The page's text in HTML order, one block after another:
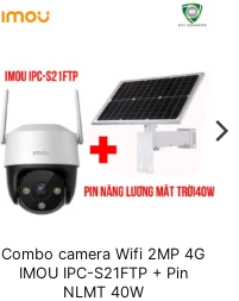
Combo camera Wifi 2MP 4G
IMOU IPC-S21FTP + Pin
NLMT 40W